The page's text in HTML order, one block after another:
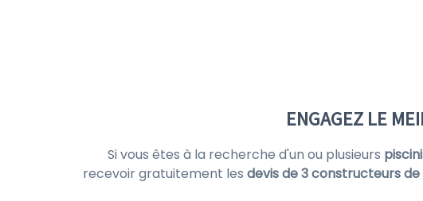
ENGAGEZ LE
Si vous êtes à la recherche d'un ou plusieurs
recevoir gratuitement les devis de 3 constructeurs de